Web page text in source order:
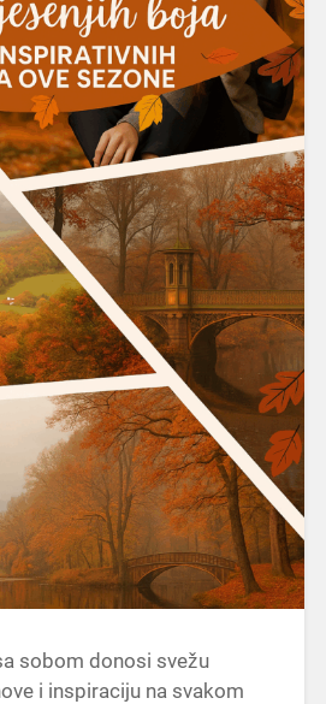
sobom donosi svežu
i inspiraciju na svakom